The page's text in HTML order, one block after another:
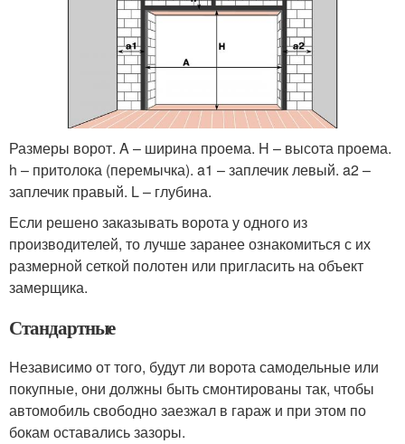
Размеры ворот. A – ширина проема. H – высота проема.
h – притолока (перемычка). a1 – заплечик левый. a2 –
заплечик правый. L – глубина.
Если решено заказывать ворота у одного из
производителей, то лучше заранее ознакомиться с их
размерной сеткой полотен или пригласить на объект
замерщика.
Стандартные
Независимо от того, будут ли ворота самодельные или
покупные, они должны быть смонтированы так, чтобы
автомобиль свободно заезжал в гараж и при этом по
бокам оставались зазоры.